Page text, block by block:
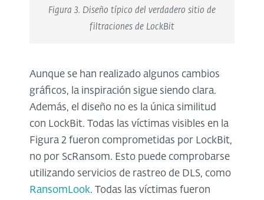
Figura 3. Diseño típico del verdadero sitio de
filtraciones de LockBit
Aunque se han realizado algunos cambios
gráficos, la inspiración sigue siendo clara.
Además, el diseño no es la única similitud
con LockBit. Todas las víctimas visibles en la
Figura 2 fueron comprometidas por LockBit,
no por ScRansom. Esto puede comprobarse
utilizando servicios de rastreo de DLS, como
RansomLook. Todas las víctimas fueron